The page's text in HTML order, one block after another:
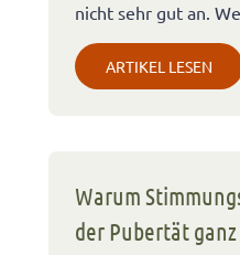
nicht sehr gut an.
ARTIKEL LESEN
Warum
der Pubertät